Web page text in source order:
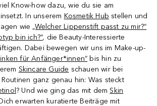
Know-how dazu, wie du sie am
In unserem Kosmetik Hub stellen und
wie „Welcher Lippenstift passt zu mir?“
bin ich?“, die Beauty-Interessierte
Dabei bewegen wir uns im Make-up-
für Anfänger*innen“ bis hin zu
Skincare Guide schauen wir bei
ganz genau hin: Was steckt
? Und wie ging das mit demSkin
erwarten kuratierte Beiträge mit